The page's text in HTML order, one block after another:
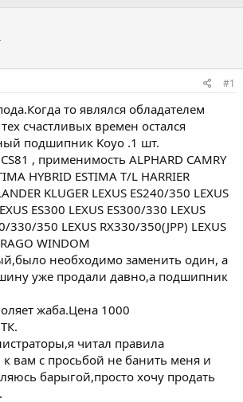
#1
то являлся обладателем
счастливых времен остался
подшипник Koyo .1 шт.
, применимость ALPHARD CAMRY
HYBRID ESTIMA T/L HARRIER
KLUGER LEXUS ES240/350 LEXUS
ES300 LEXUS ES300/330 LEXUS
330/350 LEXUS RX330/350(JPP) LEXUS
WINDOM
необходимо заменить один, а
уже продали давно,а подшипник
жаба.Цена 1000
читал правила
вам с просьбой не банить меня и
барыгой,просто хочу продать